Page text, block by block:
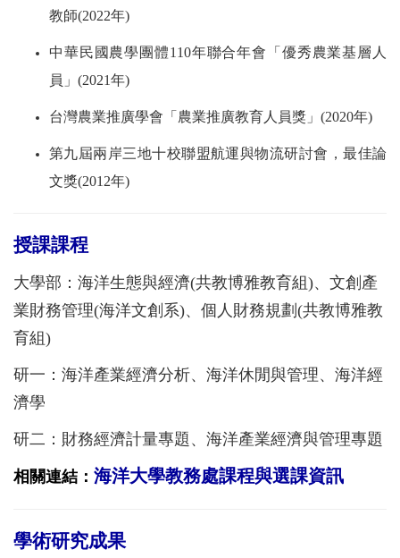
教師(2022年)
中華民國農學團體110年聯合年會「優秀農業基層人
員」(2021年)
台灣農業推廣學會 「 農業推廣教育人員獎 」 (2020年)
第九屆兩岸三地十校聯盟航運與物流研討會，最佳論
文獎(2012年)
授課課程
大學部：海洋生態與經濟(共教博雅教育組)、文創產
業財務管理(海洋文創系)、個人財務規劃(共教博雅教
育組)
研一：海洋產業經濟分析、海洋休閒與管理、海洋經
濟學
研二：財務經濟計量專題、海洋產業經濟與管理專題
相關連結： 海洋大學教務處課程與選課資訊
學術研究成果